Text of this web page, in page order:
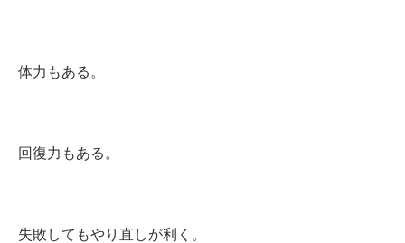
体力もある。
回復力もある。
失敗してもやり直しが利く。